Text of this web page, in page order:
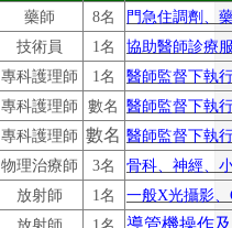
藥師 8名
門急住調劑、
技術員 1名
協助醫師診療
專科護理師 1名
醫師監督下執
專科護理師 數名 醫師監督下執
專科護理師 數名 醫師監督下執
物理治療師 3名
骨科、神經、
放射師 1名 一般X光攝影
導管機操作